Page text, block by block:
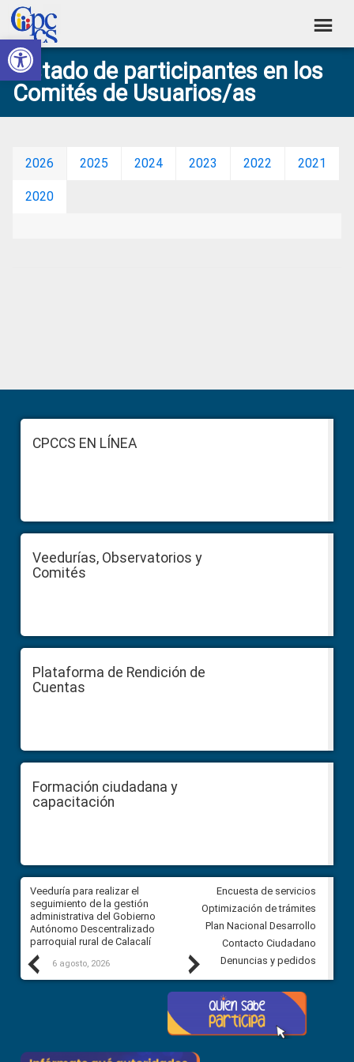
Abrir barra de herramientas
Skip
to
primary
navigation
Skip
to
main
content
Skip
to
primary
sidebar
Skip
to
footer
Consejo
de
Participación
Social
Construyendo
Poder
Ciudadano
Listado de participantes en los
Comités de Usuarios/as
2026 2025 2024 2023 2022 2021
2020
Sidebar
FooterCPCCS EN LÍNEA
Veedurías, Observatorios y
Comités
Plataforma de Rendición de
Cuentas
Formación ciudadana y
capacitación
Previous
Veeduría para realizar el
seguimiento de la gestión
administrativa del Gobierno
Autónomo Descentralizado
parroquial rural de Calacalí
6 agosto, 2026
Veeduría para vigilar los
derivados de la Audiencia
comunidad Urbina, parroquia
Carolina
5 agosto, 2026
Next
Encuesta de servicios
Optimización de trámites
Plan Nacional Desarrollo
Contacto Ciudadano
Denuncias y pedidos